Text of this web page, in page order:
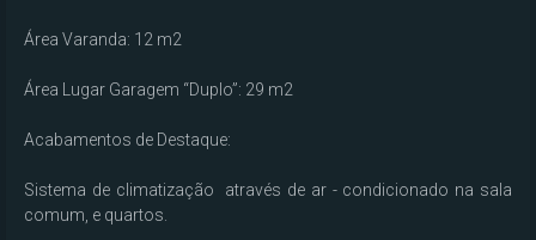
Área Varanda: 12 m2
Área Lugar Garagem “Duplo”: 29 m2
Acabamentos de Destaque:
Sistema de climatização  através de ar - condicionado na sala
comum, e quartos.